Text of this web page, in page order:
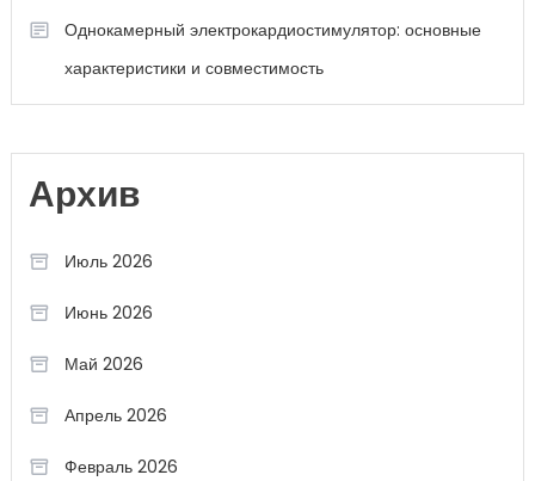
Однокамерный электрокардиостимулятор: основные
характеристики и совместимость
Архив
Июль 2026
Июнь 2026
Май 2026
Апрель 2026
Февраль 2026